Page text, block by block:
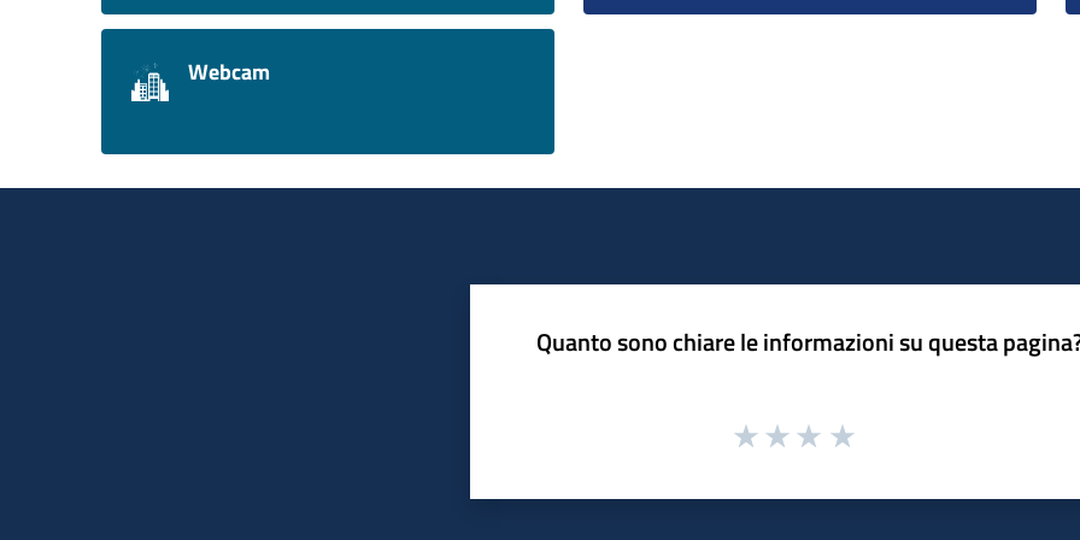
Webcam
Quanto sono chiare le informazioni su questa